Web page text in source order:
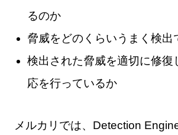
るのか
脅威をどのくらいうまく検出
検出された脅威を適切に修復
応を行っているか
メルカリでは、Detection